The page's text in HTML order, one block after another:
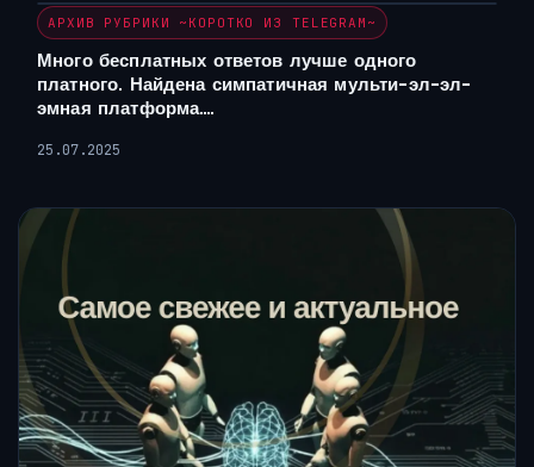
АРХИВ РУБРИКИ ~КОРОТКО ИЗ TELEGRAM~
Много бесплатных ответов лучше одного
платного. Найдена симпатичная мульти-эл-эл-
эмная платформа….
25.07.2025